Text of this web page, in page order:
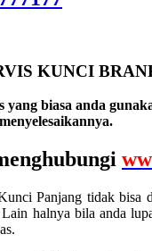
KUNCI
biasa anda
Panjang tidak bisa
halnya bila anda